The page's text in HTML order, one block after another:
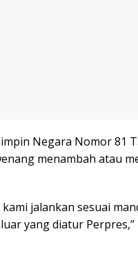
Negara Nomor 81
menambah atau
jalankan sesuai
yang diatur